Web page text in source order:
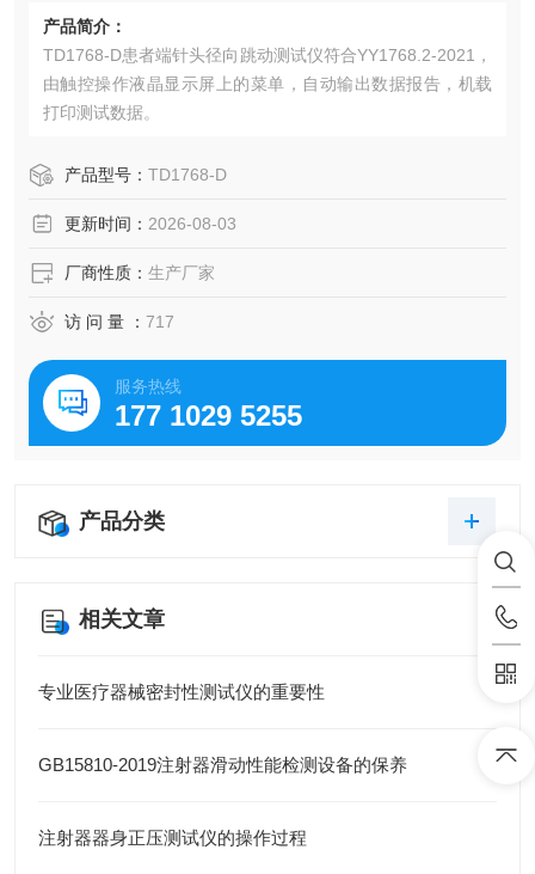
产品简介：
TD1768-D患者端针头径向跳动测试仪符合YY1768.2-2021，
由触控操作液晶显示屏上的菜单，自动输出数据报告，机载
打印测试数据。
产品型号： TD1768-D
更新时间： 2026-08-03
厂商性质： 生产厂家
访 问 量 ： 717
服务热线
177 1029 5255
产品分类
相关文章
专业医疗器械密封性测试仪的重要性
GB15810-2019注射器滑动性能检测设备的保养
注射器器身正压测试仪的操作过程